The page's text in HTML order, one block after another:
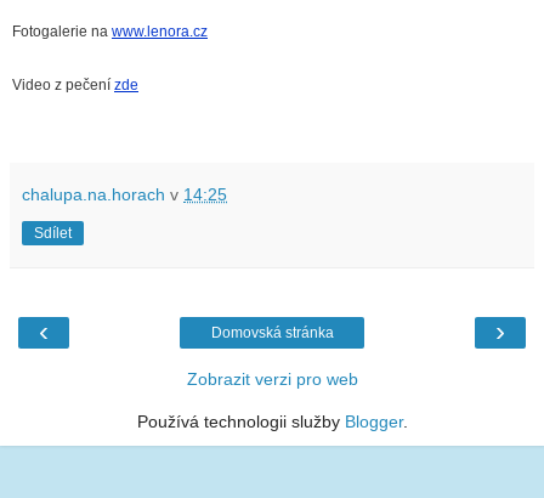
Fotogalerie na www.lenora.cz
Video z pečení zde
chalupa.na.horach v 14:25
Sdílet
‹ ›
Domovská stránka
Zobrazit verzi pro web
Používá technologii služby Blogger.